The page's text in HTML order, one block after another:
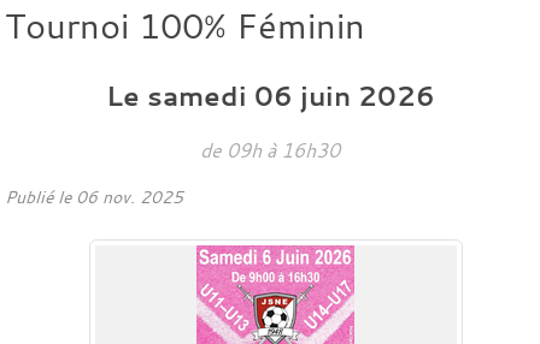
Tournoi 100% Féminin
Le samedi 06 juin 2026
de 09h à 16h30
Publié le 06 nov. 2025